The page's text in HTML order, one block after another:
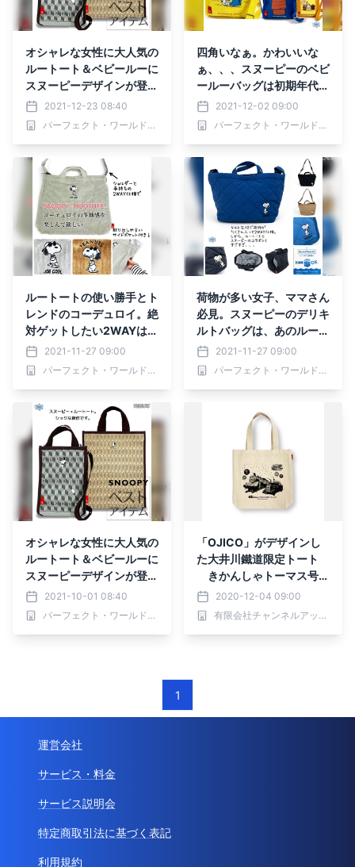
オシャレな女性に大人気の
ルートート＆ベビールーに
スヌーピーデザインが登場
♪トレンドのあいまいカラ
ーがシック
2021-12-23 08:40
パーフェクト・ワールド株式会社
四角いなぁ。かわいいな
ぁ、、、スヌーピーのベビ
ールーバッグは初期年代の
レトロ感がわたしのツボ。
2021-12-02 09:00
パーフェクト・ワールド株式会社
ルートートの使い勝手とト
レンドのコーデュロイ。絶
対ゲットしたい2WAYはス
ヌーピーデザインで決ま
り！
2021-11-27 09:00
パーフェクト・ワールド株式会社
荷物が多い女子、ママさん
必見。スヌーピーのデリキ
ルトバッグは、あのルート
ートブランドで。荷物がた
くさん入って2WAY仕様が
嬉しい。
2021-11-27 09:00
パーフェクト・ワールド株式会社
オシャレな女性に大人気の
ルートート＆ベビールーに
スヌーピーデザインが登場
♪トレンドのあいまいカラ
ーがシック
2021-10-01 08:40
パーフェクト・ワールド株式会社
「OJICO」がデザインし
た大井川鐵道限定トート
きかんしゃトーマス号の
12月特別運転を記念して
発売
2020-12-04 09:00
有限会社チャンネルアッシュ
1
運営会社
サービス・料金
サービス説明会
特定商取引法に基づく表記
利用規約